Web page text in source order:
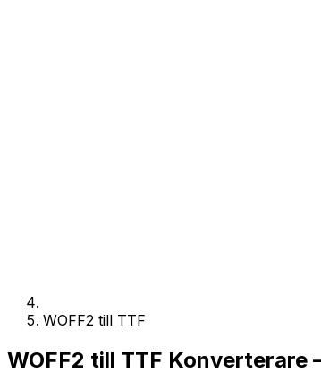
WOFF2 till TTF
WOFF2 till TTF